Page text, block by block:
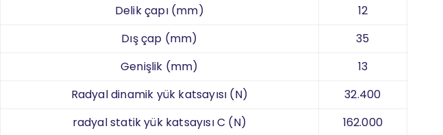
Delik çapı (mm)
12
Dış çap (mm)
35
Genişlik (mm)
13
Radyal dinamik yük katsayısı (N)
32.400
radyal statik yük katsayısı C (N)
162.000